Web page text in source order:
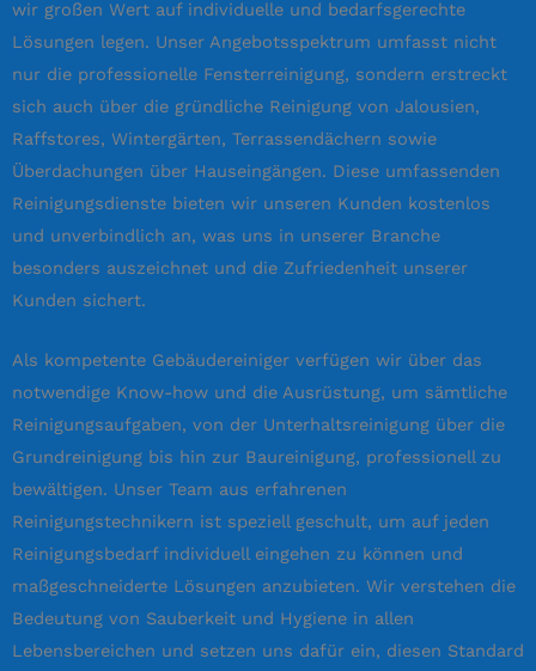
wir großen Wert auf individuelle und bedarfsgerechte
Lösungen legen. Unser Angebotsspektrum umfasst nicht
nur die professionelle Fensterreinigung, sondern erstreckt
sich auch über die gründliche Reinigung von Jalousien,
Raffstores, Wintergärten, Terrassendächern sowie
Überdachungen über Hauseingängen. Diese umfassenden
Reinigungsdienste bieten wir unseren Kunden kostenlos
und unverbindlich an, was uns in unserer Branche
besonders auszeichnet und die Zufriedenheit unserer
Kunden sichert.
Als kompetente Gebäudereiniger verfügen wir über das
notwendige Know-how und die Ausrüstung, um sämtliche
Reinigungsaufgaben, von der Unterhaltsreinigung über die
Grundreinigung bis hin zur Baureinigung, professionell zu
bewältigen. Unser Team aus erfahrenen
Reinigungstechnikern ist speziell geschult, um auf jeden
Reinigungsbedarf individuell eingehen zu können und
maßgeschneiderte Lösungen anzubieten. Wir verstehen die
Bedeutung von Sauberkeit und Hygiene in allen
Lebensbereichen und setzen uns dafür ein, diesen Standard